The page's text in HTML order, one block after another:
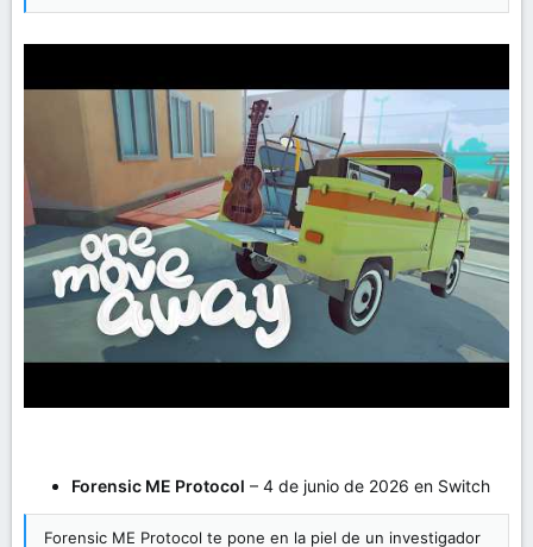
Forensic ME Protocol – 4 de junio de 2026 en Switch
Forensic ME Protocol te pone en la piel de un investigador